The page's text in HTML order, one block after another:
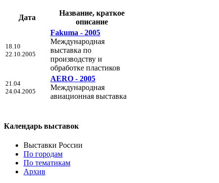
Дата
Название, краткое
описание
18.10
22.10.2005
Fakuma - 2005
Международная
выставка по
производству и
обработке пластиков
21.04
24.04.2005
AERO - 2005
Международная
авиационная выставка
Календарь выставок
Выставки России
По городам
По тематикам
Архив